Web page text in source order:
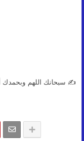
✍ سبحانك اللهم وبحمدك